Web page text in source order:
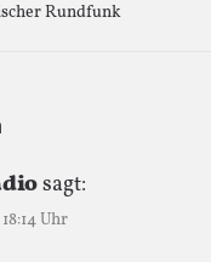
Rundfunk
sagt:
Uhr